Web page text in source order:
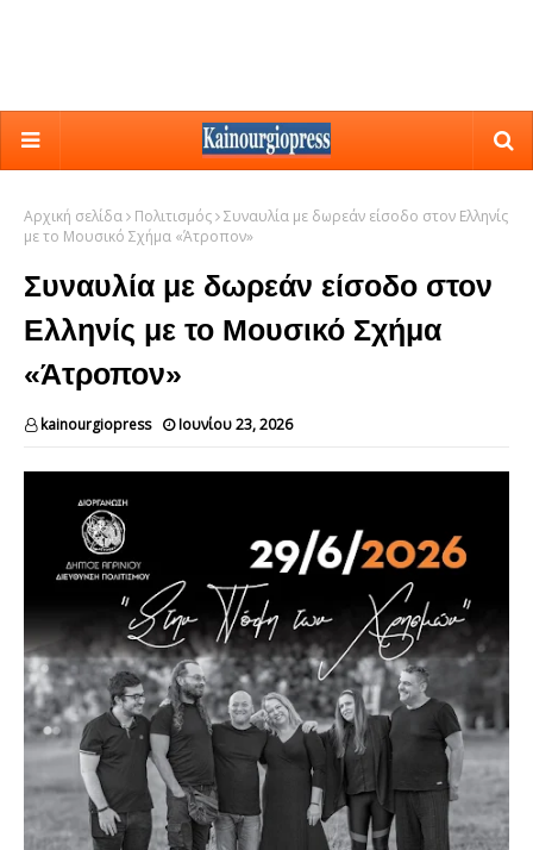
Αρχική σελίδα Πολιτισμός Συναυλία με δωρεάν είσοδο στον Ελληνίς
με το Μουσικό Σχήμα «Άτροπον»
Συναυλία με δωρεάν είσοδο στον
Ελληνίς με το Μουσικό Σχήμα
«Άτροπον»
kainourgiopress Ιουνίου 23, 2026